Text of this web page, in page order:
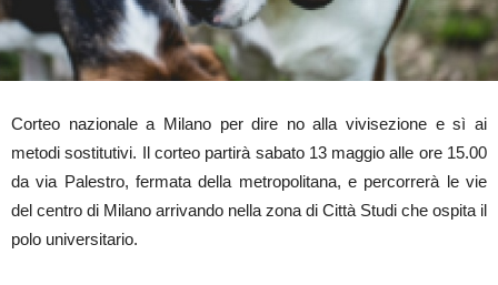
Corteo nazionale a Milano per dire no alla vivisezione e sì ai
metodi sostitutivi. Il corteo partirà sabato 13 maggio alle ore 15.00
da via Palestro, fermata della metropolitana, e percorrerà le vie
del centro di Milano arrivando nella zona di Città Studi che ospita il
polo universitario.